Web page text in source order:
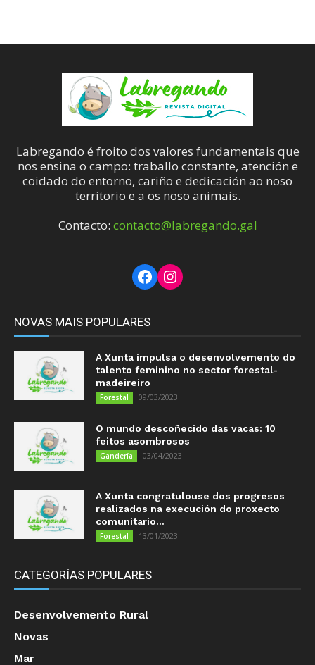
Labregando é froito dos valores fundamentais que
nos ensina o campo: traballo constante, atención e
coidado do entorno, cariño e dedicación ao noso
territorio e a os noso animais.
Contacto: contacto@labregando.gal
Facebook
Instagram
NOVAS MAIS POPULARES
A Xunta impulsa o desenvolvemento do
talento feminino no sector forestal-
madeireiro
Forestal 09/03/2023
O mundo descoñecido das vacas: 10
feitos asombrosos
Gandería 03/04/2023
A Xunta congratulouse dos progresos
realizados na execución do proxecto
comunitario...
Forestal 13/01/2023
CATEGORÍAS POPULARES
Desenvolvemento Rural
Novas
Mar